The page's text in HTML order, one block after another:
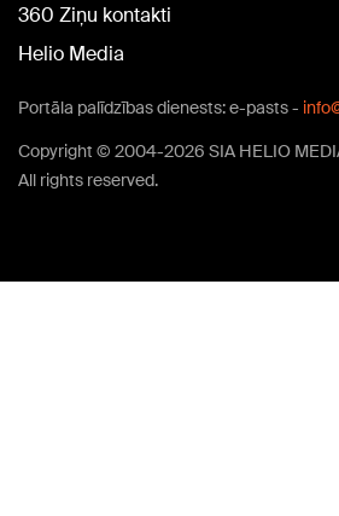
360 Ziņu kontakti
Helio Media
Portāla palīdzības dienests: e-pasts -
Copyright © 2004-2026 SIA HELIO
All rights reserved.